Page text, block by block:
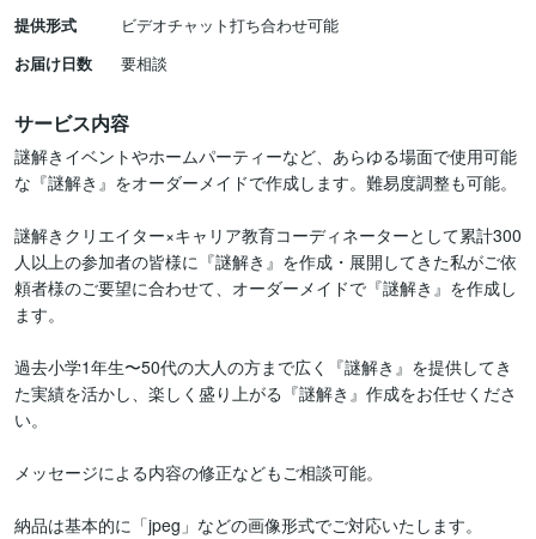
提供形式
ビデオチャット打ち合わせ可能
お届け日数
要相談
サービス内容
謎解きイベントやホームパーティーなど、あらゆる場面で使用可能
な『謎解き』をオーダーメイドで作成します。難易度調整も可能。
謎解きクリエイター×キャリア教育コーディネーターとして累計300
人以上の参加者の皆様に『謎解き』を作成・展開してきた私がご依
頼者様のご要望に合わせて、オーダーメイドで『謎解き』を作成し
ます。
過去小学1年生〜50代の大人の方まで広く『謎解き』を提供してき
た実績を活かし、楽しく盛り上がる『謎解き』作成をお任せくださ
い。
メッセージによる内容の修正などもご相談可能。
納品は基本的に「jpeg」などの画像形式でご対応いたします。